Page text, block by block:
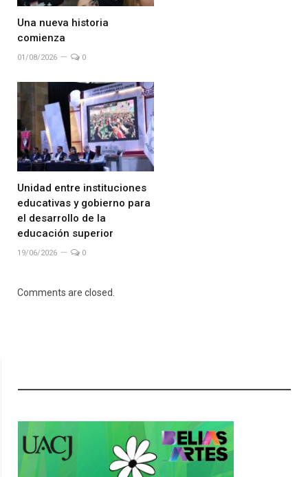
Una nueva historia
comienza
01/08/2026 0
Unidad entre instituciones
educativas y gobierno para
el desarrollo de la
educación superior
19/06/2026 0
Comments are closed.